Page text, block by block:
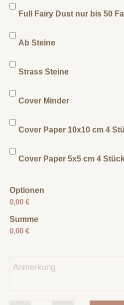
Full Fairy Dust nur bis 50
Ab Steine
Strass Steine
Cover Minder
Cover Paper 10x10 cm 4
Cover Paper 5x5 cm 4
Optionen
0,00 €
Summe
0,00 €